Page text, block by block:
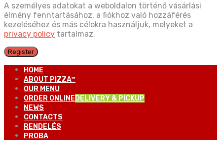
A személyes adatokat a weboldalon történő vásárlási
élmény fenntartásához, a fiókhoz való hozzáférés
kezeléséhez és más célokra használjuk, melyeket a
privacy policy tartalmaz.
Register
HOME
ABOUT PIZZA™
OUR MENU
ORDER ONLINE DELIVERY & PICKUP
NEWS
CONTACTS
RENDELÉS
PROBA